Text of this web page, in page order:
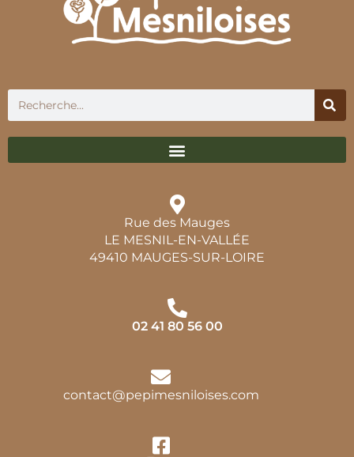
Rue des Mauges
LE MESNIL-EN-VALLÉE
49410 MAUGES-SUR-LOIRE
02 41 80 56 00
contact@pepimesniloises.com